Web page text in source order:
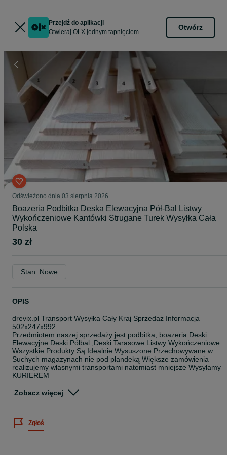
Przejdź do aplikacji
Otwieraj OLX jednym tapnięciem
Otwórz
Odświeżono dnia 03 sierpnia 2026
Boazeria Podbitka Deska Elewacyjna Pół-Bal Listwy
Wykończeniowe Kantówki Strugane Turek Wysyłka Cała
Polska
30 zł
Stan: Nowe
OPIS
drevix.pl Transport Wysyłka Cały Kraj Sprzedaż Informacja
502x247x992
Przedmiotem naszej sprzedaży jest podbitka, boazeria Deski
Elewacyjne Deski Półbal ,Deski Tarasowe Listwy Wykończeniowe
Wszystkie Produkty Są Idealnie Wysuszone Przechowywane w
Suchych magazynach nie pod plandeką Większe zamówienia
realizujemy własnymi transportami natomiast mniejsze Wysyłamy
KURIEREM
Gr 11mm szer9,6 długość 2 , 2,5mb/3mb Idealnie nadaje się na
Gr. 2 cm szer. 13 cm długość 3m/4m
Gr.2.2 cm szer 12cm dłg 4 mb dwustronna profil Softline
Zobacz więcej
Zgłoś